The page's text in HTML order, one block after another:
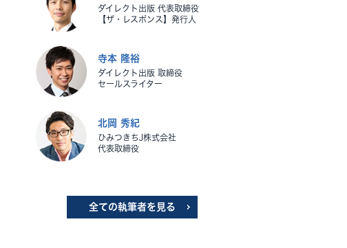
ダイレクト出版 代表取締役
【ザ・レスポンス】発行人
寺本 隆裕
ダイレクト出版 取締役
セールスライター
北岡 秀紀
ひみつきちJ株式会社
代表取締役
全ての執筆者を見る